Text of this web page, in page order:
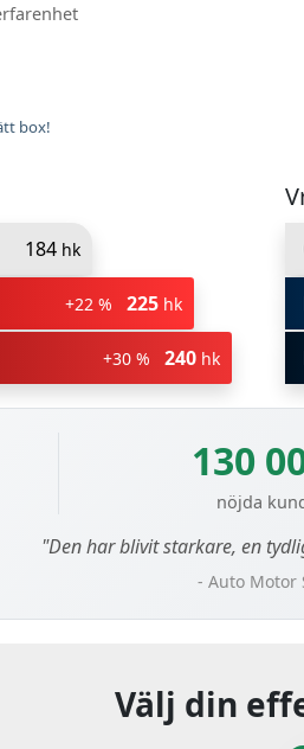
box!
184 hk
+22 % 225hk
+30 % 240 hk
130
nöjda
"Den har blivit starkare, en
- Auto Motor
Välj din